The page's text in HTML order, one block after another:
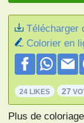
Télécharger
Colorier en
24 LIKES 27
Plus de